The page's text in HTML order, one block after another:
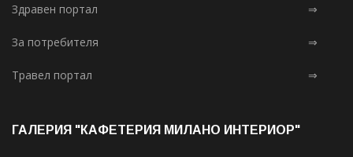
Здравен портал ⇒
За потребителя ⇒
Травел портал ⇒
ГАЛЕРИЯ "КАФЕТЕРИЯ МИЛАНО ИНТЕРИОР"